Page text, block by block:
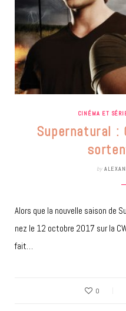
CINÉMA ET
Supernatural :
by
Alors que la nouvelle saison de
nez le 12 octobre 2017 sur la
fait…
0